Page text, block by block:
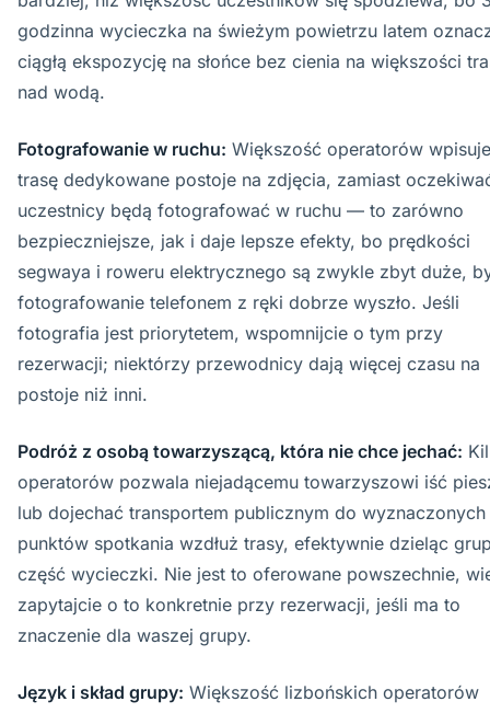
godzinna wycieczka na świeżym powietrzu latem
ciągłą ekspozycję na słońce bez cienia na większości
nad wodą.
Fotografowanie w ruchu: Większość operatorów
trasę dedykowane postoje na zdjęcia, zamiast
uczestnicy będą fotografować w ruchu — to zarówno
bezpieczniejsze, jak i daje lepsze efekty, bo prędkości
segwaya i roweru elektrycznego są zwykle zbyt duże,
fotografowanie telefonem z ręki dobrze wyszło. Jeśli
fotografia jest priorytetem, wspomnijcie o tym przy
rezerwacji; niektórzy przewodnicy dają więcej czasu na
postoje niż inni.
Podróż z osobą towarzyszącą, która nie chce jechać:
operatorów pozwala niejadącemu towarzyszowi iść
lub dojechać transportem publicznym do wyznaczonych
punktów spotkania wzdłuż trasy, efektywnie dzieląc
część wycieczki. Nie jest to oferowane powszechnie,
zapytajcie o to konkretnie przy rezerwacji, jeśli ma to
znaczenie dla waszej grupy.
Język i skład grupy: Większość lizbońskich operatorów